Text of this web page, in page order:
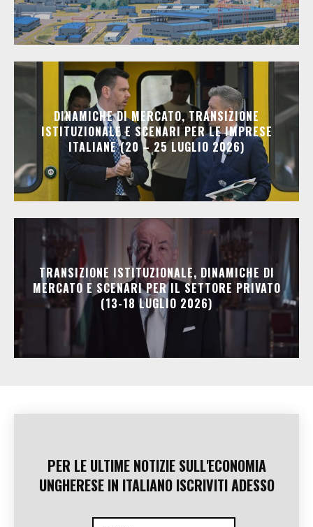
DINAMICHE DI MERCATO, TRANSIZIONE
ISTITUZIONALE E SCENARI PER LE IMPRESE
ITALIANE (20 – 25 LUGLIO 2026)
TRANSIZIONE ISTITUZIONALE, DINAMICHE DI
MERCATO E SCENARI PER IL SETTORE PRIVATO
(13-18 LUGLIO 2026)
PER LE ULTIME NOTIZIE SULL'ECONOMIA
UNGHERESE IN ITALIANO ISCRIVITI ADESSO